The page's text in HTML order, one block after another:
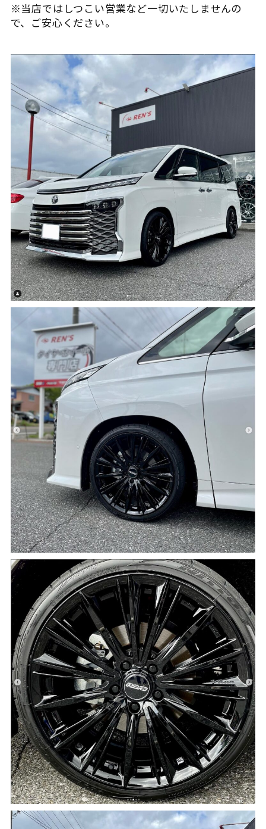
※当店ではしつこい営業など一切いたしませんの
で、ご安心ください。